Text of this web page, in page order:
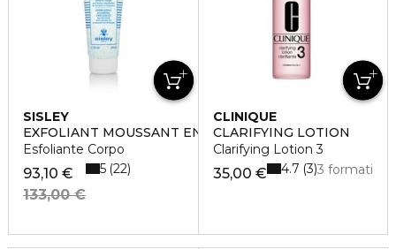
SISLEY
EXFOLIANT MOUSSANT ENERGISANT
Esfoliante Corpo
93,10 €
133,00 €
5 22
CLINIQUE
CLARIFYING LOTION
Clarifying Lotion 3
35,00 € 3 formati
4.7 3